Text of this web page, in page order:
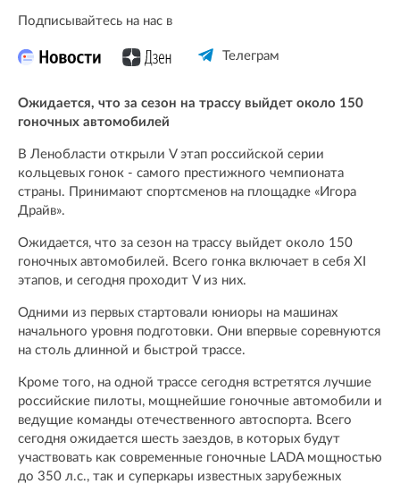
Подписывайтесь на нас в
Телеграм
Ожидается, что за сезон на трассу выйдет около 150
гоночных автомобилей
В Ленобласти открыли V этап российской серии
кольцевых гонок - самого престижного чемпионата
страны. Принимают спортсменов на площадке «Игора
Драйв».
Ожидается, что за сезон на трассу выйдет около 150
гоночных автомобилей. Всего гонка включает в себя XI
этапов, и сегодня проходит V из них.
Одними из первых стартовали юниоры на машинах
начального уровня подготовки. Они впервые соревнуются
на столь длинной и быстрой трассе.
Кроме того, на одной трассе сегодня встретятся лучшие
российские пилоты, мощнейшие гоночные автомобили и
ведущие команды отечественного автоспорта. Всего
сегодня ожидается шесть заездов, в которых будут
участвовать как современные гоночные LADA мощностью
до 350 л.с., так и суперкары известных зарубежных